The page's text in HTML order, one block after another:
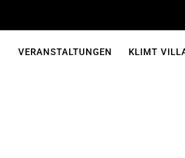
VERANSTALTUNGEN KLIMT